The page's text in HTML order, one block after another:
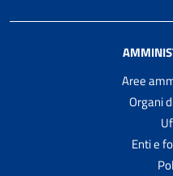
Aree
Organi
Enti e